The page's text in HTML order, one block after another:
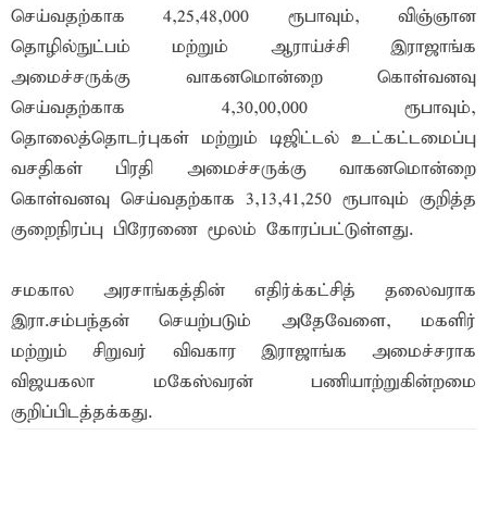
செய்வதற்காக 4,25,48,000 ரூபாவும், விஞ்ஞான
தொழில்நுட்பம் மற்றும் ஆராய்ச்சி இராஜாங்க
அமைச்சருக்கு வாகனமொன்றை கொள்வனவு
செய்வதற்காக 4,30,00,000 ரூபாவும்,
தொலைத்தொடர்புகள் மற்றும் டிஜிட்டல் உட்கட்டமைப்பு
வசதிகள் பிரதி அமைச்சருக்கு வாகனமொன்றை
கொள்வனவு செய்வதற்காக 3,13,41,250 ரூபாவும் குறித்த
குறைநிரப்பு பிரேரணை மூலம் கோரப்பட்டுள்ளது.
சமகால அரசாங்கத்தின் எதிர்க்கட்சித் தலைவராக
இரா.சம்பந்தன் செயற்படும் அதேவேளை, மகளிர்
மற்றும் சிறுவர் விவகார இராஜாங்க அமைச்சராக
விஜயகலா மகேஸ்வரன் பணியாற்றுகின்றமை
குறிப்பிடத்தக்கது.